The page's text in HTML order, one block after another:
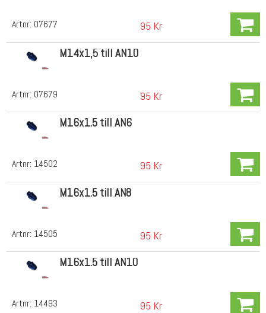
Artnr: 07677 95 Kr
Artnr: 07679
M14x1,5 till AN10
95 Kr
Artnr: 14502
M16x1.5 till AN6
95 Kr
Artnr: 14505
M16x1.5 till AN8
95 Kr
Artnr: 14493
M16x1.5 till AN10
95 Kr